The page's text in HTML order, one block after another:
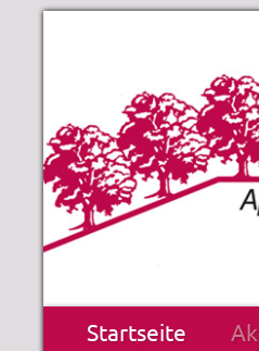
Startseite